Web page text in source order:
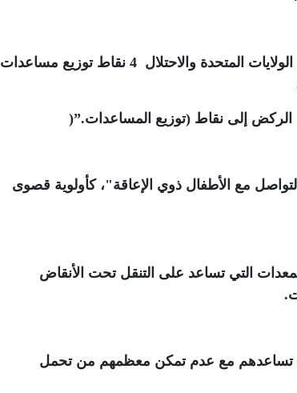
ورغم أن لدى ما يسمى "مؤسسة غزة الإنسانية" المدعومة من الولايات المتحدة والاحتلال 4 نقاط توزيع مساعدات
إلى نقاط (توزيع المساعدات)”.
مع الأطفال ذوي الإعاقة"، كأولوية قصوى
التي تساعد على التنقل تحت الأنقاض
.
التي تساعدهم مع عدم تمكن معظمهم من تحمل